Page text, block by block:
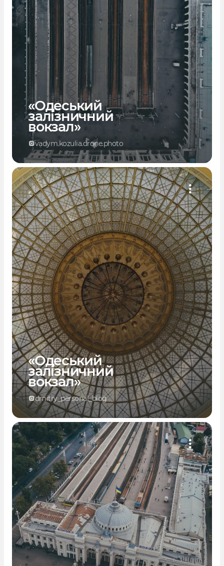
«Одеський
залізничний
вокзал»
vadym.kozulia.drone.photo
«Одеський
залізничний
вокзал»
dmitry_personal_blog